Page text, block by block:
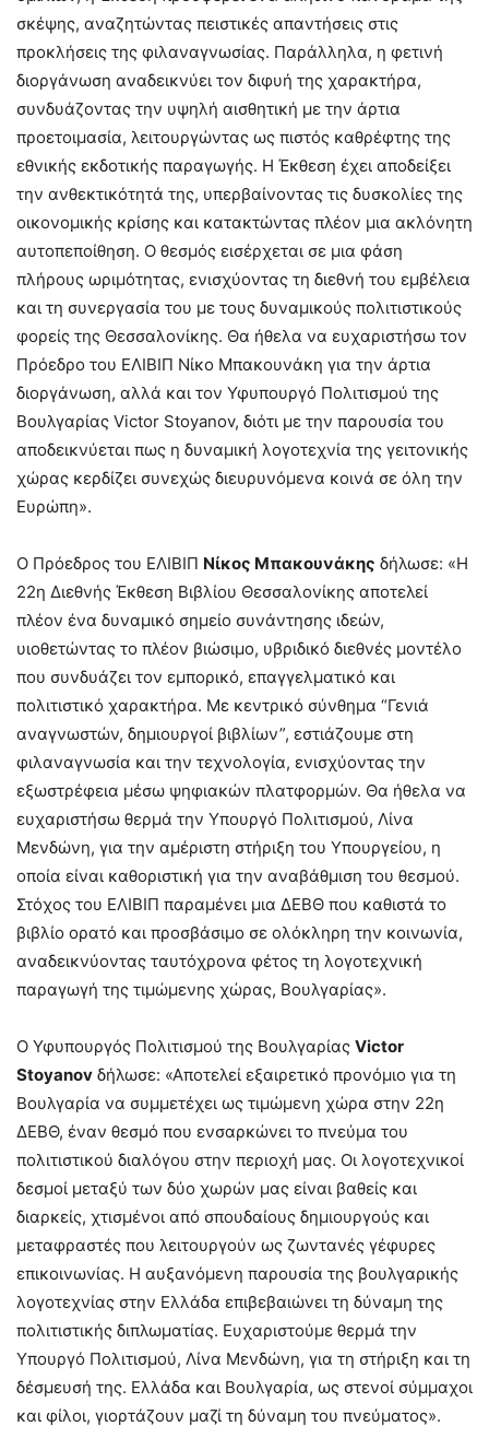
σκέψης, αναζητώντας πειστικές απαντήσεις στις
προκλήσεις της φιλαναγνωσίας. Παράλληλα, η φετινή
διοργάνωση αναδεικνύει τον διφυή της χαρακτήρα,
συνδυάζοντας την υψηλή αισθητική με την άρτια
προετοιμασία, λειτουργώντας ως πιστός καθρέφτης της
εθνικής εκδοτικής παραγωγής. Η Έκθεση έχει αποδείξει
την ανθεκτικότητά της, υπερβαίνοντας τις δυσκολίες της
οικονομικής κρίσης και κατακτώντας πλέον μια ακλόνητη
αυτοπεποίθηση. Ο θεσμός εισέρχεται σε μια φάση
πλήρους ωριμότητας, ενισχύοντας τη διεθνή του εμβέλεια
και τη συνεργασία του με τους δυναμικούς πολιτιστικούς
φορείς της Θεσσαλονίκης. Θα ήθελα να ευχαριστήσω τον
Πρόεδρο του ΕΛΙΒΙΠ Νίκο Μπακουνάκη για την άρτια
διοργάνωση, αλλά και τον Υφυπουργό Πολιτισμού της
Βουλγαρίας Victor Stoyanov, διότι με την παρουσία του
αποδεικνύεται πως η δυναμική λογοτεχνία της γειτονικής
χώρας κερδίζει συνεχώς διευρυνόμενα κοινά σε όλη την
Ευρώπη».
Ο Πρόεδρος του ΕΛΙΒΙΠ Νίκος Μπακουνάκης δήλωσε: «Η
22η Διεθνής Έκθεση Βιβλίου Θεσσαλονίκης αποτελεί
πλέον ένα δυναμικό σημείο συνάντησης ιδεών,
υιοθετώντας το πλέον βιώσιμο, υβριδικό διεθνές μοντέλο
που συνδυάζει τον εμπορικό, επαγγελματικό και
πολιτιστικό χαρακτήρα. Με κεντρικό σύνθημα “Γενιά
αναγνωστών, δημιουργοί βιβλίων”, εστιάζουμε στη
φιλαναγνωσία και την τεχνολογία, ενισχύοντας την
εξωστρέφεια μέσω ψηφιακών πλατφορμών. Θα ήθελα να
ευχαριστήσω θερμά την Υπουργό Πολιτισμού, Λίνα
Μενδώνη, για την αμέριστη στήριξη του Υπουργείου, η
οποία είναι καθοριστική για την αναβάθμιση του θεσμού.
Στόχος του ΕΛΙΒΙΠ παραμένει μια ΔΕΒΘ που καθιστά το
βιβλίο ορατό και προσβάσιμο σε ολόκληρη την κοινωνία,
αναδεικνύοντας ταυτόχρονα φέτος τη λογοτεχνική
παραγωγή της τιμώμενης χώρας, Βουλγαρίας».
Ο Υφυπουργός Πολιτισμού της Βουλγαρίας Victor
Stoyanov δήλωσε: «Αποτελεί εξαιρετικό προνόμιο για τη
Βουλγαρία να συμμετέχει ως τιμώμενη χώρα στην 22η
ΔΕΒΘ, έναν θεσμό που ενσαρκώνει το πνεύμα του
πολιτιστικού διαλόγου στην περιοχή μας. Οι λογοτεχνικοί
δεσμοί μεταξύ των δύο χωρών μας είναι βαθείς και
διαρκείς, χτισμένοι από σπουδαίους δημιουργούς και
μεταφραστές που λειτουργούν ως ζωντανές γέφυρες
επικοινωνίας. Η αυξανόμενη παρουσία της βουλγαρικής
λογοτεχνίας στην Ελλάδα επιβεβαιώνει τη δύναμη της
πολιτιστικής διπλωματίας. Ευχαριστούμε θερμά την
Υπουργό Πολιτισμού, Λίνα Μενδώνη, για τη στήριξη και τη
δέσμευσή της. Ελλάδα και Βουλγαρία, ως στενοί σύμμαχοι
και φίλοι, γιορτάζουν μαζί τη δύναμη του πνεύματος».